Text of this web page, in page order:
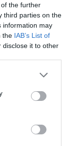
the further
third parties on the
information may
the IAB’s List of
disclose it to other